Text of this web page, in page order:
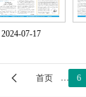
2024-07-17
 首页 … 6